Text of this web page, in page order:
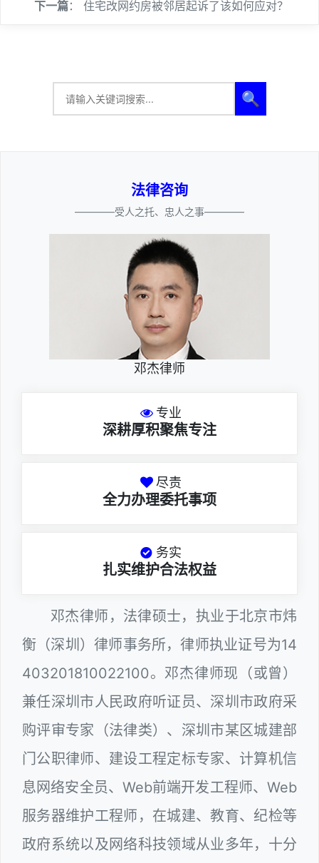
下一篇： 住宅改网约房被邻居起诉了该如何应对？
🔍
法律咨询
————受人之托、忠人之事————
邓杰律师
专业
深耕厚积聚焦专注
尽责
全力办理委托事项
务实
扎实维护合法权益
邓杰律师，法律硕士，执业于北京市炜
衡（深圳）律师事务所，律师执业证号为14
403201810022100。邓杰律师现（或曾）
兼任深圳市人民政府听证员、深圳市政府采
购评审专家（法律类）、深圳市某区城建部
门公职律师、建设工程定标专家、计算机信
息网络安全员、Web前端开发工程师、Web
服务器维护工程师，在城建、教育、纪检等
政府系统以及网络科技领域从业多年，十分